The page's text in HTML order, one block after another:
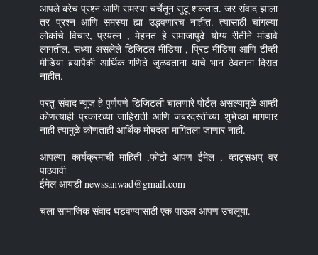
आपले बरेच प्रश्न आणि समस्या चर्चेतून सुटू शकतात. जर संवाद झाला
तर प्रश्न आणि समस्या ह्या उद्भवणारच नाहीत. त्यासाठी चांगल्या
लोकांचे विचार, प्रयत्न , मेहनत हे समाजापुढे योग्य रीतीने मांडावे
लागतील. सध्या असलेले डिजिटल मीडिया , प्रिंट मीडिया आणि टीव्ही
मीडिया बर्‍यापैकी आर्थिक गणिते जुळवताना याचे भान ठेवताना दिसत
नाहीत.
परंतु संवाद न्यूज हे पुर्णपणे डिजिटली चालणारे पोर्टल असल्यामुळे आम्ही
कोणत्याही प्रकारच्या जाहिराती आणि जबरदस्तीच्या शुभेच्छा मागणार
नाही त्यामुळे कोणताही आर्थिक मोबदला मागितला जाणार नाही.
आपल्या कार्यक्रमाची माहिती ,फोटो आपण ईमेल , व्हाट्सअप् वर
पाठवावी
ईमेल आयडी newssanwad@gmail.com
चला सामाजिक संवाद घडवण्यासाठी एक पाऊल आपण उचलूया.